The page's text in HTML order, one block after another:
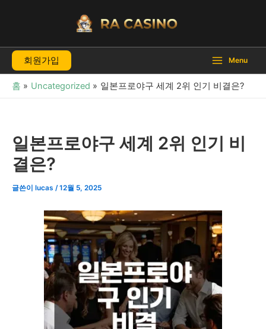
로
너
회원가입 Menu
홈 Uncategorized 일본프로야구 세계 2위 인기 비결은?
일본프로야구 세계 2위 인기 비
결은?
글쓴이 lucas /12월 5, 2025